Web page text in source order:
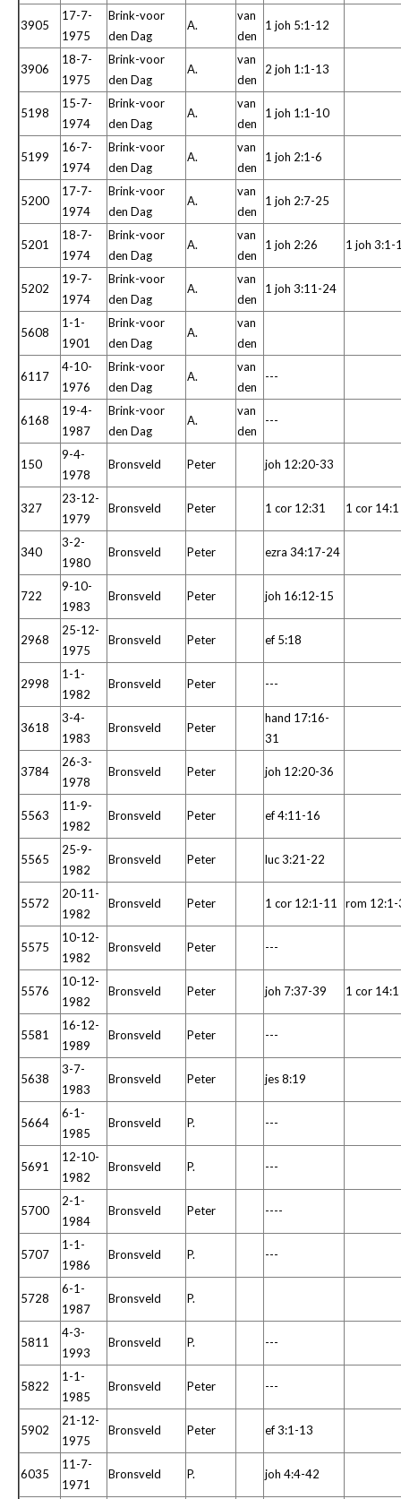
3905
17-7-
1975
Brink-voor
den Dag
A.
van
den
1 joh 5:1-12
3906
18-7-
1975
Brink-voor
den Dag
A.
van
den
2 joh 1:1-13
5198
15-7-
1974
Brink-voor
den Dag
A.
van
den
1 joh 1:1-10
5199
16-7-
1974
Brink-voor
den Dag
A.
van
den
1 joh 2:1-6
5200
17-7-
1974
Brink-voor
den Dag
A.
van
den
1 joh 2:7-25
5201
18-7-
1974
Brink-voor
den Dag
A.
van
den
1 joh 2:26 1 joh 3:1-
5202
19-7-
1974
Brink-voor
den Dag
A.
van
den
1 joh 3:11-24
5608
1-1-
1901
Brink-voor
den Dag
A.
van
den
6117
4-10-
1976
Brink-voor
den Dag
A.
van
den
---
6168
19-4-
1987
Brink-voor
den Dag
A.
van
den
---
150
9-4-
1978
Bronsveld Peter joh 12:20-33
327
23-12-
1979
Bronsveld Peter 1 cor 12:31 1 cor 14:1
340
3-2-
1980
Bronsveld Peter ezra 34:17-24
722
9-10-
1983
Bronsveld Peter joh 16:12-15
2968
25-12-
1975
Bronsveld Peter ef 5:18
2998
1-1-
1982
Bronsveld Peter ---
3618
3-4-
1983
Bronsveld Peter
hand 17:16-
31
3784
26-3-
1978
Bronsveld Peter joh 12:20-36
5563
11-9-
1982
Bronsveld Peter ef 4:11-16
5565
25-9-
1982
Bronsveld Peter luc 3:21-22
5572
20-11-
1982
Bronsveld Peter 1 cor 12:1-11 rom 12:1-
5575
10-12-
1982
Bronsveld Peter ---
5576
10-12-
1982
Bronsveld Peter joh 7:37-39 1 cor 14:1
5581
16-12-
1989
Bronsveld Peter ---
5638
3-7-
1983
Bronsveld Peter jes 8:19
5664
6-1-
1985
Bronsveld P. ---
5691
12-10-
1982
Bronsveld P. ---
5700
2-1-
1984
Bronsveld Peter ----
5707
1-1-
1986
Bronsveld P. ---
5728
6-1-
1987
Bronsveld P.
5811
4-3-
1993
Bronsveld P. ---
5822
1-1-
1985
Bronsveld Peter ---
5902
21-12-
1975
Bronsveld Peter ef 3:1-13
6035
11-7-
1971
Bronsveld P. joh 4:4-42